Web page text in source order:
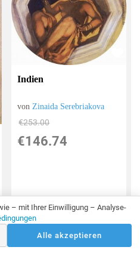
Indien
vonZinaida Serebriakova
€253.00
€146.74
– mit Ihrer Einwilligung – Analyse-
Alle akzeptieren